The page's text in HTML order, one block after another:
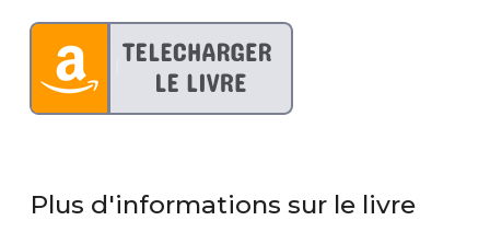
Plus d'informations sur le livre